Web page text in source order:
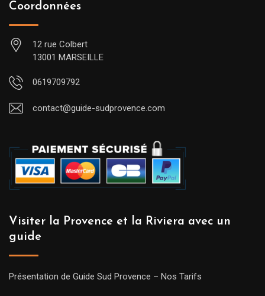
Coordonnées
12 rue Colbert
13001 MARSEILLE
0619709792
contact@guide-sudprovence.com
Visiter la Provence et la Riviera avec un
guide
Présentation de Guide Sud Provence – Nos Tarifs